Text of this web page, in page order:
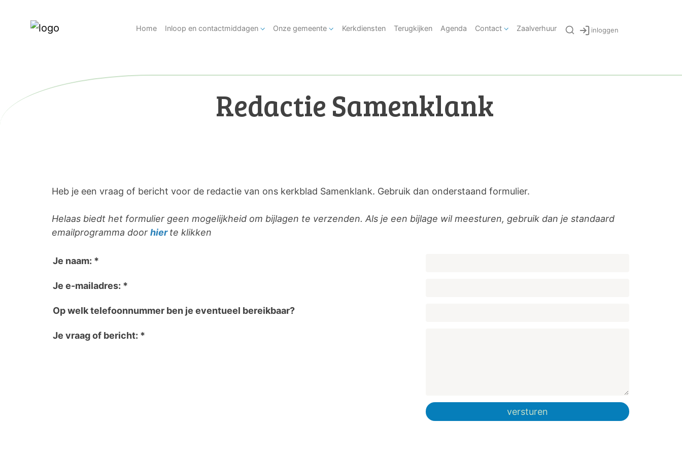
Home Inloop en contactmiddagen Onze gemeente Kerkdiensten Terugkijken Agenda Contact Zaalverhuur inloggen
Redactie Samenklank
Heb je een vraag of bericht voor de redactie van ons kerkblad Samenklank. Gebruik dan onderstaand formulier.
Helaas biedt het formulier geen mogelijkheid om bijlagen te verzenden. Als je een bijlage wil meesturen, gebruik dan je standaard
emailprogramma door hier te klikken
Je naam: *
Je e-mailadres: *
Op welk telefoonnummer ben je eventueel bereikbaar?
Je vraag of bericht: *